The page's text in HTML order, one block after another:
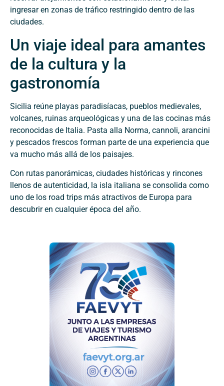
ingresar en zonas de tráfico restringido dentro de las
ciudades.
Un viaje ideal para amantes
de la cultura y la
gastronomía
Sicilia reúne playas paradisíacas, pueblos medievales,
volcanes, ruinas arqueológicas y una de las cocinas más
reconocidas de Italia. Pasta alla Norma, cannoli, arancini
y pescados frescos forman parte de una experiencia que
va mucho más allá de los paisajes.
Con rutas panorámicas, ciudades históricas y rincones
llenos de autenticidad, la isla italiana se consolida como
uno de los road trips más atractivos de Europa para
descubrir en cualquier época del año.